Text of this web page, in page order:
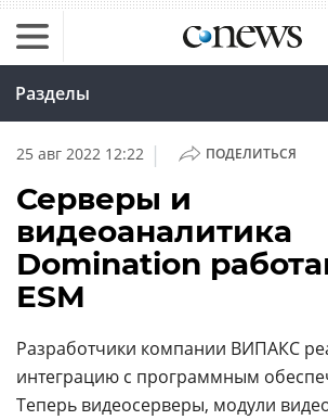
Разделы
25 авг 2022 12:22 | ПОДЕЛИТЬСЯ
Серверы и
видеоаналитика
Domination
ESM
Разработчики компании ВИПАКС
интеграцию с программным
Теперь видеосерверы, модули